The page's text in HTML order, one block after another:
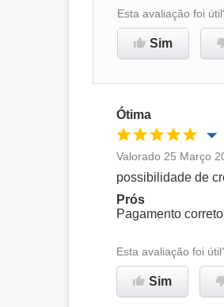
Ambiente de
Recomenda
Esta avaliação foi
Sim
Ótima
Oportunidade de
Ambiente de
Recomenda
Valorado 25 Março
possibilidade de
Prós
Pagamento
Esta avaliação foi
Sim